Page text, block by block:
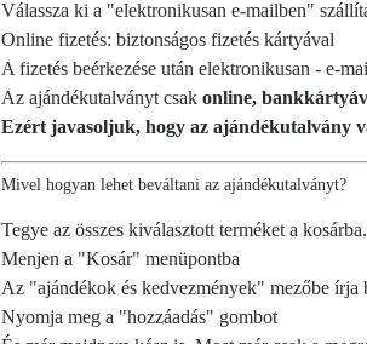
Válassza ki a "elektronikusan e-mailben"
Online fizetés: biztonságos fizetés kártyával
A fizetés beérkezése után elektronikusan - e-
Az ajándékutalványt csak online,
Ezért javasoljuk, hogy az ajándékutalvány
Mivel hogyan lehet beváltani az ajándékutalványt?
Tegye az összes kiválasztott terméket a kosárba.
Menjen a "Kosár" menüpontba
Az "ajándékok és kedvezmények" mezőbe
Nyomja meg a "hozzáadás" gombot